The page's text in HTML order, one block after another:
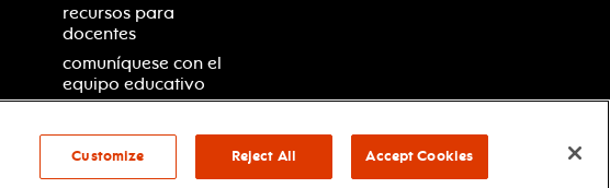
recursos para
docentes
comuníquese con el
equipo educativo
política de privacidad términos y condiciones your privacy choices
Customize Reject All Accept Cookies